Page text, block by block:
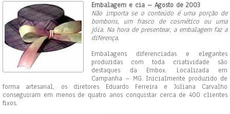
Embalagem e cia – Agosto de 2003
Não importa se o conteúdo é uma porção de
bombons, um frasco de cosmético ou uma
jóia. Na hora de presentear, a embalagem faz a
diferença.
Embalagens diferenciadas e elegantes
produzidas com toda criatividade são
destaques da Embox. Localizada em
Campanha – MG. Inicialmente produzido de
forma artesanal, os diretores Eduardo Ferreira e Juliana Carvalho
conseguiram em menos de quatro anos conquistar cerca de 400 clientes
fixos.